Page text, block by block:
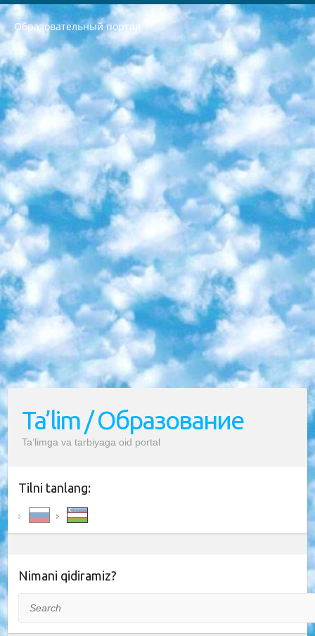
Образовательный портал
РЕСПУБЛИКА УЗБЕКИСТАН МИНИСТРЕРСТВО ДОШКОЛЬНОГО И ШКОЛЬНОГО ОБРАЗОВАНИЯ КОМАНДА в общеобразовательных учреждениях в 2023-2024 учебном году организация и проведение итоговой государственной аттестации обучающихся о Министра дошкольного и школьного образования Республики Узбекистан от 4 марта 2008 года (постановлением Минюста от 20 марта 2008 года № 1778 государственной регистрации) «Итоговое состояние учащихся общего среднего образования на основании положения об утверждении положения об аттестации общего среднего образования выпускной экзамен студентов в образовательных учреждениях в 2023-2024 учебном году В целях организации и прохождения аттестации приказываю: 1. Следующее: перечень предметов, по которым будет проводиться итоговая государственная аттестация и экзамен формы перевода согласно приложению 1; сертификаты международного образца, оценивающие уровень владения иностранными языками перечень согласно приложению 2; 2. Педагогический при специализированных образовательных учреждениях. научно-практический центр квалификации и международной оценки (Д.Давидова) 2024 г. До 25 марта: задания по предметам, по которым будет проводиться итоговая аттестация разработка и утверждение технических условий; итоговая аттестация на основании разработанного предметного задания разработка вопросов по предметам (устно и письменно), экзамен передача; общеобразовательные средние школы и специальные учебные заведения учащиеся выпускных классов школ и интернатов в агентской системе подготовка базы данных экзаменационных материалов и критериев оценки; перевод базы экзаменационных материалов на все языки обучения подать в Республиканский образовательный центр для изготовления; варианты экзаменов на основе разработанных контрольных материалов пусть будут поставлены задачи формирования. 3. Республиканский образовательный центр (Ш.Худайкулов) до 5 апреля 2024 года. до: база данных предоставленных экзаменационных материалов на все языки обучения перевод и экспертиза; для слепых, слабовидящих, глухих, слабослышащих и умственно отсталых детей учащиеся выпускных классов специализированных школ и школ-интернатов база данных экзаменационных материалов на всех преподаваемых языках подготовка критериев оценки; специализированные школы для умственно отсталых детей и технологии для учащихся выпускных классов школ-интернатов разработка соответствующих рекомендаций и критериев проведения ЕГЭ по естествознанию давать задания. 4. Педагогический при специализированных образовательных учреждениях. Научно-практический центр навыков и международной оценки (Д.Давидова), Республика образовательный центр (Худайкулов Ш.) итоговый государственный аттестационный экзамен ориентирован на творческое и логическое мышление при подготовке базы материалов учитывать введение заданий. 5. Следует отметить, что: сертификат государственного образца о знании общеобразовательного предмета и как минимум национальный уровень B1 по предметам на иностранных языках, указанным в Приложении 2. или международно признанный сертификат эквивалентного уровня студенты, изучающие определенный предмет, освобождаются от экзамена; по соответствующим предметам запланирована итоговая государственная аттестация за день до дня, путем жеребьевки Рабочей группой (в письменной форме по предметам, проводимым в форме) из числа сформированных вариантов выбрано 2 варианта; 2 выбранных варианта экзамена анонсированы на официальном сайте министерства и все выпускники по всей стране на основе этих вариантов проводит итоговую государственную аттестацию. 6. Государственное образование учащихся средних общеобразовательных учреждений. знания в соответствии с квалификационными требованиями, которые необходимо приобрести на основании стандартов итоговый (выпускной) контроль для 9 и 11 классов в целях тестирования Экзамены (далее – экзамены) состоят из предметов, перечисленных в приложении 1. будет сделано. 7. Экзамены пройдут с 26 мая по 15 июня 2024 г. (кроме науки физического воспитания). 8. Физическая для учащихся 9 классов общесредних образовательных учреждений. Экзамены по предмету «Образование, квалификация медицина» 1-6 мая 2024 года. сотрудники перевести под присмотр (с отклонениями в физическом или умственном развитии) специализированная школа для детей, школы-интернаты и со сколиозом школы-интернаты санаторного типа для больных детей исключены). 9. Он был слепым, слабовидящим и имел нарушения опорно-двигательного аппарата. экзамены в специализированных школах и интернатах для детей должны проводиться исходя из требований, предъявляемых к общеобразовательным учреждениям (физкультура кроме науки). 10. Специализированная школа для глухих и слабослышащих детей. и экзамены в интернатах и быть реализован в виде письменного теста по математике. 11. Специальность для умственно отсталых детей. Для 9 класса Родной язык и литературное письмо Государственный язык (язык обучения – узбекский). для неклассов) написано Математическое письмо Письменная/устная история Узбекистана Физическое воспитание практично Итоговый контроль Для 11 класса Написание родного языка и литературы (эссе) Математическое письмо Узбекский язык (обучение на узбекском языке) не посещающее общее среднее образование для учреждений)/Образовательное учреждение выбор письменный и устный Иностранный язык письменный/устный Письменная/устная история Узбекистана *По выбору студента:  Химия  Физика  Основы государственного права  География 10 бесплатных образовательных ресурсов - Мы составили подборку онлайн-проектов с интерактивными упражнениями, видеолекциями и статьями. Они помогут вам обрести новые и освежить старые знания бесплатно. 1. «ИНТУИТ» Старейшая образовательная площадка Рунета. Здесь вы найдёте сотни текстовых и видеокурсов на десятки различных тем — от программирования до психологии. Многие курсы подготовлены российскими университетами и крупными международными компаниями вроде Intel и Microsoft. Самостоятельное обучение бесплатное, но желающие могут оплатить услуги персональных наставников. 2. «Смартия» знакомит с актуальными профессиями и подсказывает, как им обучаться. Выбрав заинтересовавшую вас специальность — SMM-специалист, фотограф, веб-дизайнер или другую, — увидите список необходимых для неё умений. Чтобы вы могли освоить их самостоятельно, для каждого умения площадка отображает подборку ссылок на учебные материалы. Хотя «Смартия» ориентируется на русскоязычную аудиторию, часть контента всё же доступна только на английском. 3. «Лекторий Физтеха» Проект Московского физико-технического института (Физтеха). С его помощью вы можете смотреть онлайн серии лекций, записанные на видео в этом вузе. В числе доступных предметов — физика, биология, химия, информационные технологии и другие. К некоторым лекциям администрация ресурса прилагает готовые конспекты, которые можно скачивать в PDF-формате. 4. ITMOcourses Онлайн-площадка Санкт-Петербургского национального исследовательского университета информационных технологий, механики и оптики (ИТМО). Ресурс предоставляет свободный доступ к курсам, разработанным в этом вузе. Каталог материалов разбит на четыре категории: «Оптические системы и технологии», «Приборостроение и робототехника», «Информационные технологии» и «Биотехнологии». Курсы состоят из видеолекций, интерактивных демонстраций и заданий. 5. «КиберЛенинка» Электронная научная библиотека открытого доступа. Каталог площадки регулярно обрастает текстами статей из различных научных изданий. Сгруппированные по журналам и рубрикам публикации можно читать онлайн или скачивать целиком в PDF-формате. Проект нацелен на популяризацию науки за счёт открытого доступа к качественной информации. 6. «ПостНаука» На этом ресурсе публикуют подборки видеолекций, составленные экспертами из разных отраслей и объединённые общими темами. Среди них, к примеру, есть серии «Биоинформатика и геномика», «Культура средневековой Скандинавии» и Cinema Studies о теории кино. Каждая подборка лекций — логически связанная история, рассказанная экспертом от первого лица. Кроме того, на сайте появляются научно-образовательные статьи и тесты на разные темы. 7. «Newочём» Команда проекта «Newочём» отбирает самые интересные тексты из англоязычных СМИ и переводит те из них, за которые голосуют участники сообщества «ВКонтакте». По большей части это научно-популярные статьи. Редакторы придумывают лишь заголовки, в остальном содержание переводов соответствует оригиналам. Полные тексты можно читать прямо в социальной сети. 8. InternetUrok Онлайн-база материалов по основным дисциплинам школьной программы. Информация на сайте структурирована по классам, предметам и темам (урокам). Каждый урок состоит из видеолекций и конспектов. Есть также интерактивные тренажёры и тесты для закрепления пройденного материала. Даже если вы давно окончили школу, возможность повторить программу старших классов всегда может пригодиться. 9. Edutainme Ещё один ресурс об образовании. В отличие от Newtonew, как мне кажется, Edutainme больше ориентируется на представителей индустрии: педагогов, предпринимателей, разработчиков образовательных проектов. Но и любой, кто просто стремится к саморазвитию, найдёт на сайте много полезного и интересного для себя. Например, информацию о новых курсах и образовательных сервисах. 10. Newtonew Онлайн-медиа об образовании и обучении в широком смысле. Авторы Newtonew пишут об инструментах, заведениях, тактиках и стратегиях, которые помогают учить других и получать новые знания самостоятельно. На этой площадке вы найдёте новости, обзоры, аналитические мат
Ta’lim / Образование
Ta’limga va tarbiyaga oid portal
Tilni tanlang:
Nimani qidiramiz?